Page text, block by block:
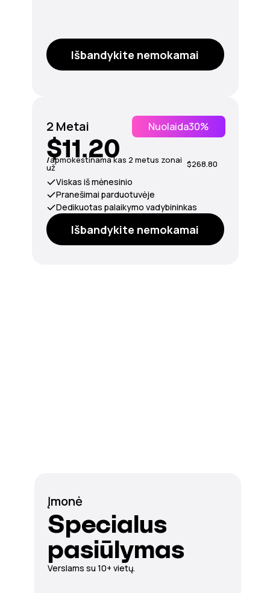
Išbandykite nemokamai
2 Metai Nuolaida30%
$11.20
/apmokestinama kas 2 metus zonai
už $268.80
Viskas iš mėnesinio
Pranešimai parduotuvėje
Dedikuotas palaikymo vadybininkas
Išbandykite nemokamai
Įmonė
Specialus
pasiūlymas
Verslams su 10+ vietų.